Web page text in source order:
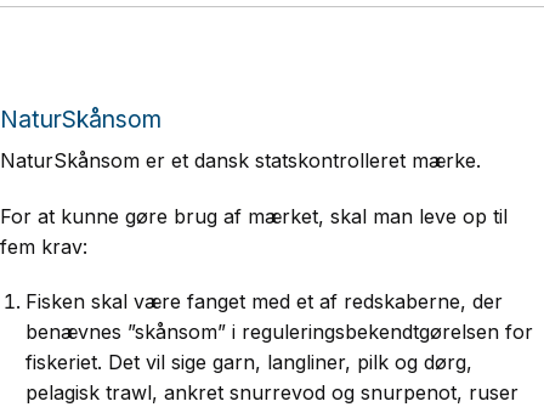
NaturSkånsom
NaturSkånsom er et dansk statskontrolleret mærke.
For at kunne gøre brug af mærket, skal man leve op til
fem krav:
Fisken skal være fanget med et af redskaberne, der
benævnes ”skånsom” i reguleringsbekendtgørelsen for
fiskeriet. Det vil sige garn, langliner, pilk og dørg,
pelagisk trawl, ankret snurrevod og snurpenot, ruser